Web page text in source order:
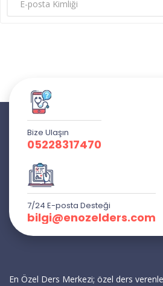
Bize Ulaşın
05228317470
7/24 E-posta Desteği
bilgi@enozelders.com
En Özel Ders Merkezi; özel ders